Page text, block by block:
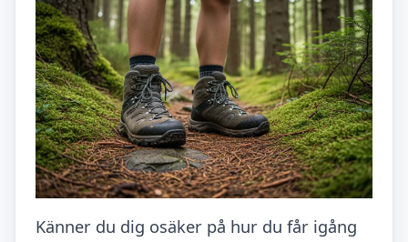
Känner du dig osäker på hur du får igång